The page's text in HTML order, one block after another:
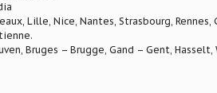
Lille, Nice, Nantes, Strasbourg, Rennes,
Bruges – Brugge, Gand – Gent, Hasselt,